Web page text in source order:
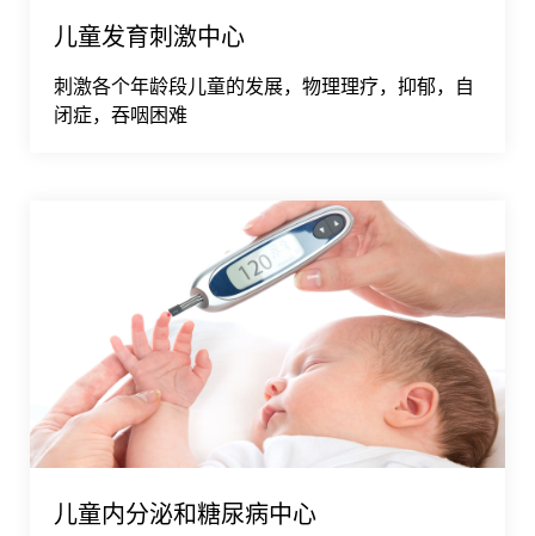
儿童发育刺激中心
刺激各个年龄段儿童的发展，物理理疗，抑郁，自
闭症，吞咽困难
儿童内分泌和糖尿病中心